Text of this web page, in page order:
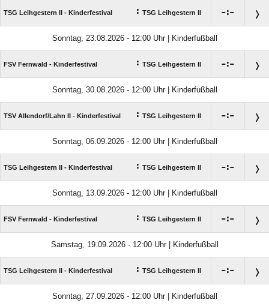
TSG Leihgestern II - Kinderfestival : TSG Leihgestern II :
Sonntag, 23.08.2026 - 12:00 Uhr | Kinderfußball
FSV Fernwald - Kinderfestival : TSG Leihgestern II :
Sonntag, 30.08.2026 - 12:00 Uhr | Kinderfußball
TSV Allendorf/​Lahn II - Kinderfestival : TSG Leihgestern II :
Sonntag, 06.09.2026 - 12:00 Uhr | Kinderfußball
TSG Leihgestern II - Kinderfestival : TSG Leihgestern II :
Sonntag, 13.09.2026 - 12:00 Uhr | Kinderfußball
FSV Fernwald - Kinderfestival : TSG Leihgestern II :
Samstag, 19.09.2026 - 12:00 Uhr | Kinderfußball
TSG Leihgestern II - Kinderfestival : TSG Leihgestern II :
Sonntag, 27.09.2026 - 12:00 Uhr | Kinderfußball